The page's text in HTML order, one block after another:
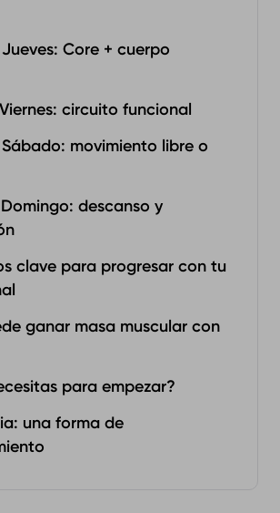
Core + cuerpo
circuito funcional
movimiento libre o
descanso y
clave para progresar con tu
ganar masa muscular con
para empezar?
una forma de